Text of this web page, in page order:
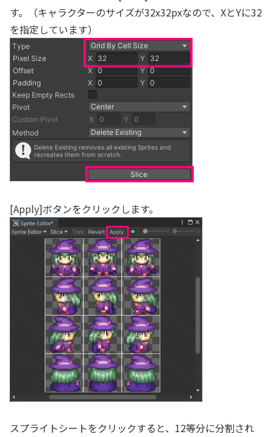
す。（キャラクターのサイズが32x32pxなので、XとYに32
を指定しています）
[Apply]ボタンをクリックします。
スプライトシートをクリックすると、12等分に分割され